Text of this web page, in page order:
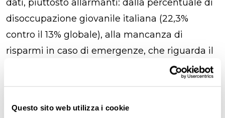
Questo sito web utilizza i cookie
dati, piuttosto allarmanti: dalla percentuale di
disoccupazione giovanile italiana (22,3%
contro il 13% globale), alla mancanza di
risparmi in caso di emergenze, che riguarda il
56% della Gen Z, fino alla limitazione dei